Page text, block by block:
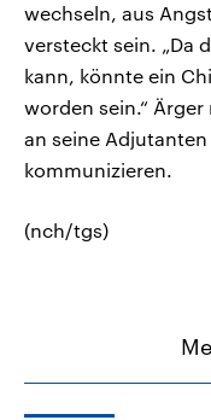
wechseln, aus
versteckt sein. „Da
kann, könnte ein
worden sein.“
an seine
kommunizieren.
(nch/tgs)